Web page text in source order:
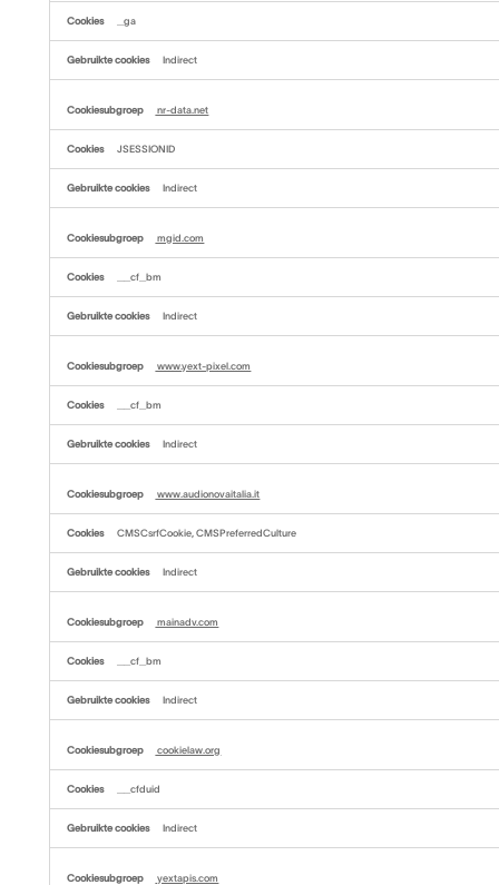
_ga
Indirect
nr-data.net
JSESSIONID
Indirect
mgid.com
__cf_bm
Indirect
www.yext-pixel.com
__cf_bm
Indirect
www.audionovaitalia.it
CMSCsrfCookie, CMSPreferredCulture
Indirect
mainadv.com
__cf_bm
Indirect
cookielaw.org
__cfduid
Indirect
yextapis.com